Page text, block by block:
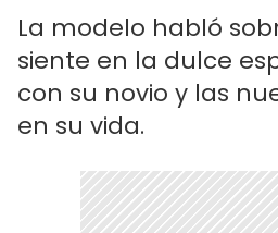
La modelo habló
siente en la dulce
con su novio y las
en su vida.